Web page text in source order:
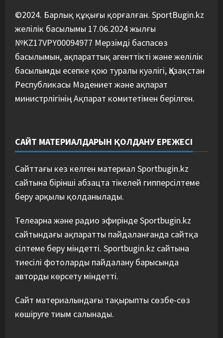
©2024. Барлық құқығы қорғалған. SportBugin.kz
желілік басылымы 17.06.2024 жылғы
№KZ17VPY00094977 Мерзімді баспасөз
басылымын, ақпараттық агенттікті және желілік
басылымды есепке қою туралы куәлігі, Қазақстан
Республикасы Мәдениет және ақпарат
министрлігінің Ақпарат комитетімен берілген.
САЙТ МАТЕРИАЛДАРЫН ҚОЛДАНУ ЕРЕЖЕСІ
Сайттағы кез келген материал Sportbugin.kz
сайтына бірінші абзацта тікелей гипперсілтеме
беру арқылы қолданылады.
Телеарна және радио эфирінде Sportbugin.kz
сайтындағы ақпаратты пайдаланғанда сайтқа
сілтеме беру міндетті. Sportbugin.kz сайтына
тиесілі фотоларды пайдалану барысында
авторды көрсету міндетті.
Сайт материалындағы тақырыпты сөзбе-сөз
көшіруге тиым салынады.